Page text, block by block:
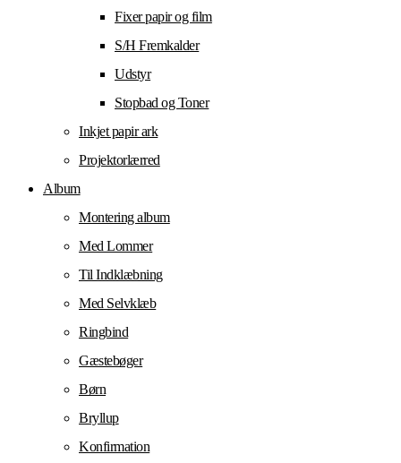
Fixer papir og film
S/H Fremkalder
Udstyr
Stopbad og Toner
Inkjet papir ark
Projektorlærred
Album
Montering album
Med Lommer
Til Indklæbning
Med Selvklæb
Ringbind
Gæstebøger
Børn
Bryllup
Konfirmation